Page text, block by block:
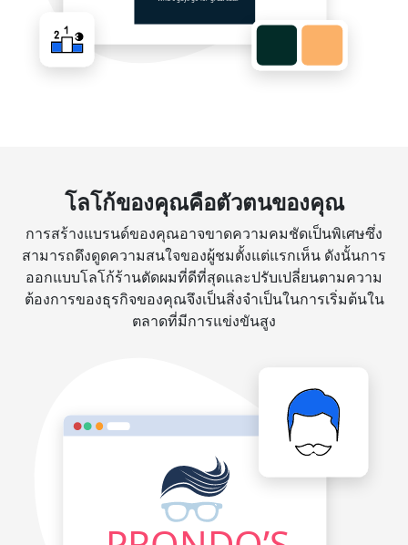
โลโก้ของคุณคือตัวตนของคุณ
การสร้างแบรนด์ของคุณอาจขาดความคมชัดเป็นพิเศษซึ่ง
สามารถดึงดูดความสนใจของผู้ชมตั้งแต่แรกเห็น ดังนั้นการ
ออกแบบโลโก้ร้านตัดผมที่ดีที่สุดและปรับเปลี่ยนตามความ
ต้องการของธุรกิจของคุณจึงเป็นสิ่งจำเป็นในการเริ่มต้นใน
ตลาดที่มีการแข่งขันสูง